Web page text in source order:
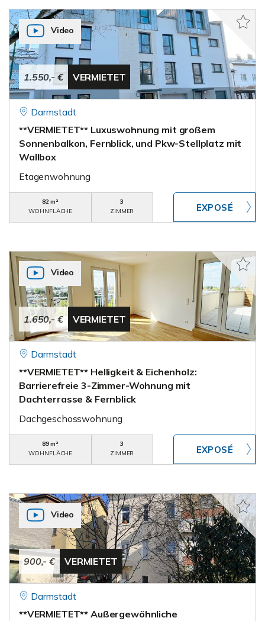
1.550,- € VERMIETET
Video
Darmstadt
**VERMIETET** Luxuswohnung mit großem
Sonnenbalkon, Fernblick, und Pkw-Stellplatz mit
Wallbox
Etagenwohnung
82 m²
WOHNFLÄCHE
3
ZIMMER
1.650,- € VERMIETET
Video
Darmstadt
**VERMIETET** Helligkeit & Eichenholz:
Barrierefreie 3-Zimmer-Wohnung mit
Dachterrasse & Fernblick
Dachgeschosswohnung
89 m²
WOHNFLÄCHE
3
ZIMMER
900,- € VERMIETET
Video
Darmstadt
**VERMIETET** Außergewöhnliche